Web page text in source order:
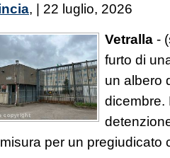
, | 22 luglio, 2026
Vetralla -
furto di
un albero
dicembre.
per un pregiudicato